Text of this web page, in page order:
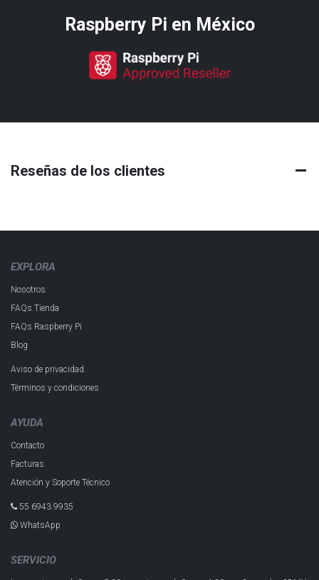
Raspberry Pi​ en México
Reseñas de los clientes
EXPLORA
Nosotros
FAQs Tienda
FAQs Raspberry Pi
Blog
Aviso de privacidad
Términos y condiciones
AYUDA
Contacto
Facturas
Atención y Soporte Técnico
55 6943 993​5
WhatsApp
SERVICIO